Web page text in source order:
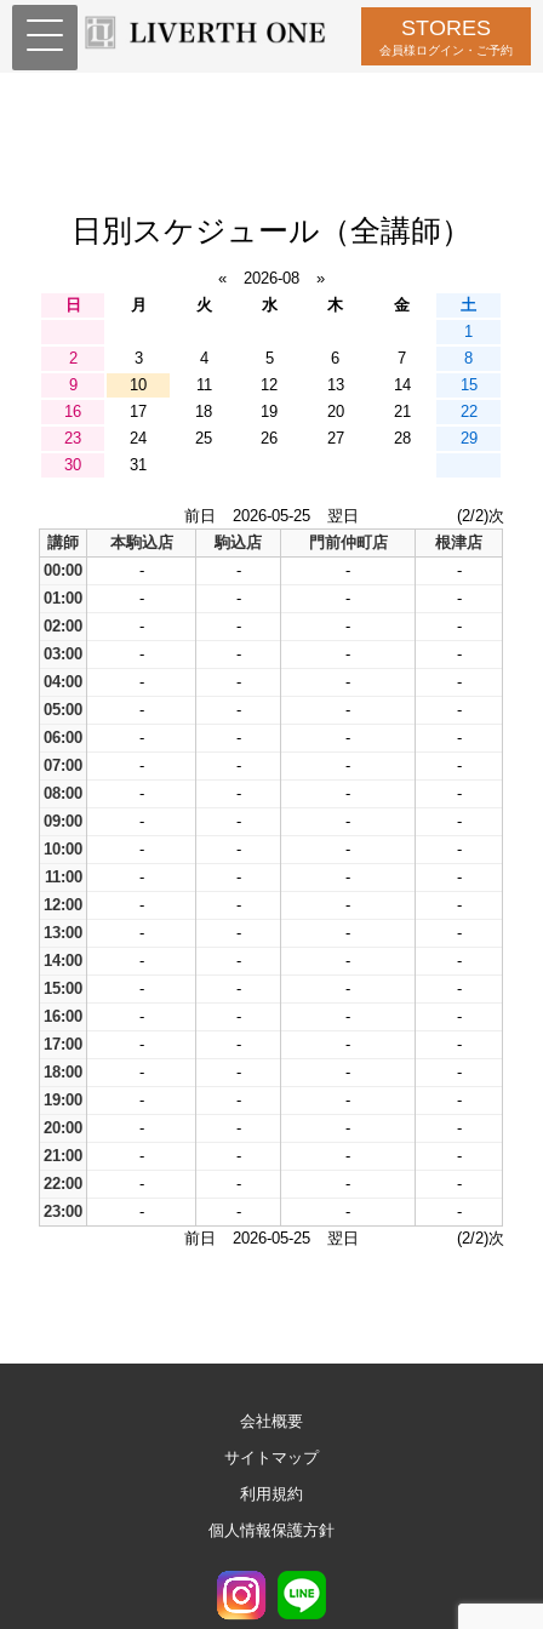
STORES
会員様ログイン・ご予約
日別スケジュール（全講師）
« 2026-08
»
日
月 火 水 木 金
土
1
2
3 4 5 6 7
8
9
10 11 12 13 14
15
16
17 18 19 20 21
22
23
24 25 26 27 28
29
30
31
前日 2026-05-25 翌日
(2/2)次
講師
本駒込店 駒込店 門前仲町店
根津店
00:00
- - -
-
01:00
- - -
-
02:00
- - -
-
03:00
- - -
-
04:00
- - -
-
05:00
- - -
-
06:00
- - -
-
07:00
- - -
-
08:00
- - -
-
09:00
- - -
-
10:00
- - -
-
11:00
- - -
-
12:00
- - -
-
13:00
- - -
-
14:00
- - -
-
15:00
- - -
-
16:00
- - -
-
17:00
- - -
-
18:00
- - -
-
19:00
- - -
-
20:00
- - -
-
21:00
- - -
-
22:00
- - -
-
23:00
- - -
-
前日
2026-05-25 翌日 (2/2)次
会社概要
サイトマップ
利用規約
個人情報保護方針